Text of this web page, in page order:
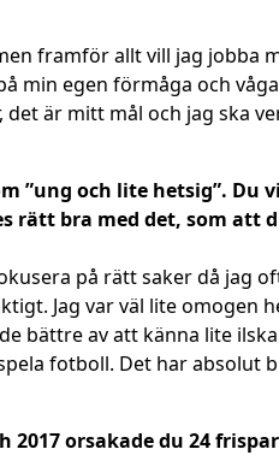
framför allt vill jag jobba
min egen förmåga och
är mitt mål och jag ska
”ung och lite hetsig”. Du
rätt bra med det, som att
på rätt saker då jag
Jag var väl lite omogen
bättre av att känna lite
fotboll. Det har absolut
orsakade du 24